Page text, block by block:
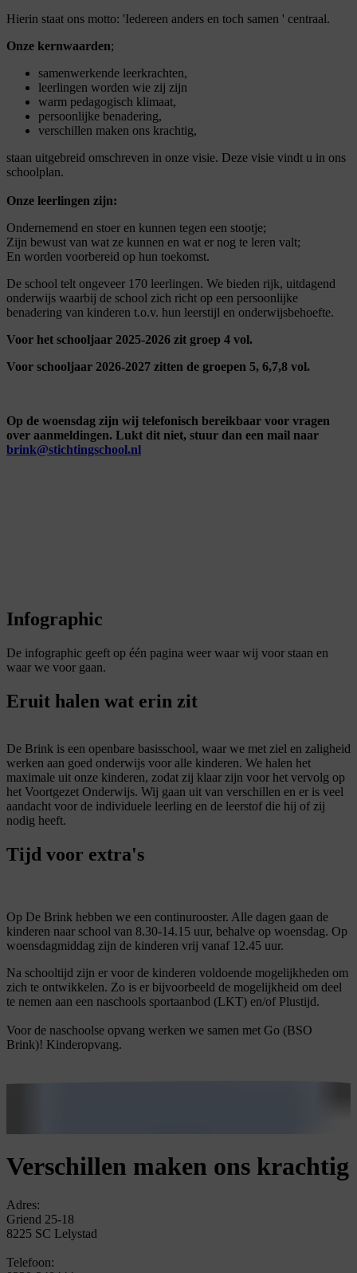
Hierin staat ons motto: 'Iedereen anders en toch samen ' centraal.
Onze kernwaarden;
samenwerkende leerkrachten,
leerlingen worden wie zij zijn
warm pedagogisch klimaat,
persoonlijke benadering,
verschillen maken ons krachtig,
staan uitgebreid omschreven in onze visie. Deze visie vindt u in ons
schoolplan.
Onze leerlingen zijn:
Ondernemend en stoer en kunnen tegen een stootje;
Zijn bewust van wat ze kunnen en wat er nog te leren valt;
En worden voorbereid op hun toekomst.
De school telt ongeveer 170 leerlingen. We bieden rijk, uitdagend
onderwijs waarbij de school zich richt op een persoonlijke
benadering van kinderen t.o.v. hun leerstijl en onderwijsbehoefte.
Voor het schooljaar 2025-2026 zit groep 4 vol.
Voor schooljaar 2026-2027 zitten de groepen 5, 6,7,8 vol.
Op de woensdag zijn wij telefonisch bereikbaar voor vragen
over aanmeldingen. Lukt dit niet, stuur dan een mail naar
brink@stichtingschool.nl
Infographic
De infographic geeft op één pagina weer waar wij voor staan en
waar we voor gaan.
Eruit halen wat erin zit
De Brink is een openbare basisschool, waar we met ziel en zaligheid
werken aan goed onderwijs voor alle kinderen. We halen het
maximale uit onze kinderen, zodat zij klaar zijn voor het vervolg op
het Voortgezet Onderwijs. Wij gaan uit van verschillen en er is veel
aandacht voor de individuele leerling en de leerstof die hij of zij
nodig heeft.
Tijd voor extra's
Op De Brink hebben we een continurooster. Alle dagen gaan de
kinderen naar school van 8.30-14.15 uur, behalve op woensdag. Op
woensdagmiddag zijn de kinderen vrij vanaf 12.45 uur.
Na schooltijd zijn er voor de kinderen voldoende mogelijkheden om
zich te ontwikkelen. Zo is er bijvoorbeeld de mogelijkheid om deel
te nemen aan een naschools sportaanbod (LKT) en/of Plustijd.
Voor de naschoolse opvang werken we samen met Go (BSO
Brink)! Kinderopvang.
Verschillen maken ons krachtig
Adres:
Griend 25-18
8225 SC Lelystad
Telefoon: